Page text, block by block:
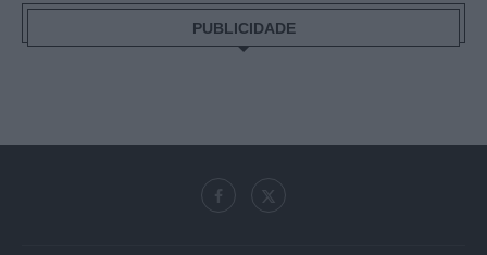
PUBLICIDADE